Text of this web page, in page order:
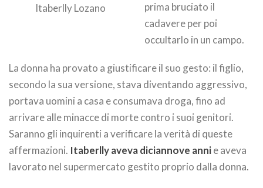
Itaberlly Lozano
prima bruciato il
cadavere per poi
occultarlo in un campo.
La donna ha provato a giustificare il suo gesto: il figlio,
secondo la sua versione, stava diventando aggressivo,
portava uomini a casa e consumava droga, fino ad
arrivare alle minacce di morte contro i suoi genitori.
Saranno gli inquirenti a verificare la verità di queste
affermazioni. Itaberlly aveva diciannove annie aveva
lavorato nel supermercato gestito proprio dalla donna.